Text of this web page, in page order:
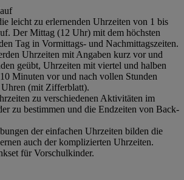
leicht zu erlernenden Uhrzeiten von 1 bis
Der Mittag (12 Uhr) mit dem höchsten
Tag in Vormittags- und Nachmittagszeiten.
Uhrzeiten mit Angaben kurz vor und
geübt, Uhrzeiten mit viertel und halben
Minuten vor und nach vollen Stunden
(mit Zifferblatt).
zu verschiedenen Aktivitäten im
zu bestimmen und die Endzeiten von Back-
der einfachen Uhrzeiten bilden die
auch der komplizierten Uhrzeiten.
für Vorschulkinder.